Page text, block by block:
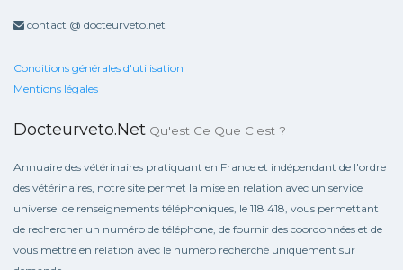
contact @ docteurveto.net
Conditions générales d'utilisation
Mentions légales
Docteurveto.net Qu'est Ce Que C'est ?
Annuaire des vétérinaires pratiquant en France et indépendant de l'ordre
des vétérinaires, notre site permet la mise en relation avec un service
universel de renseignements téléphoniques, le 118 418, vous permettant
de rechercher un numéro de téléphone, de fournir des coordonnées et de
vous mettre en relation avec le numéro recherché uniquement sur